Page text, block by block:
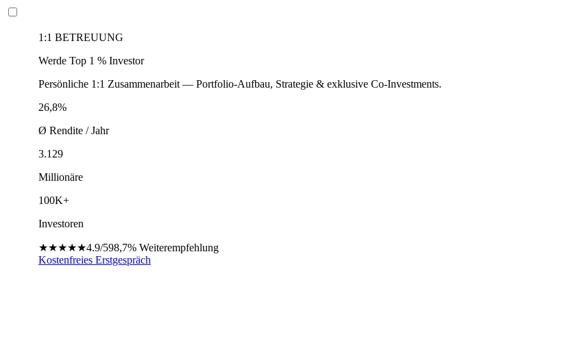
1:1 BETREUUNG
Werde Top 1 % Investor
Persönliche 1:1 Zusammenarbeit — Portfolio-Aufbau, Strategie & exklusive Co-Investments.
26,8%
Ø Rendite / Jahr
3.129
Millionäre
100K+
Investoren
★★★★★4.9/598,7% Weiterempfehlung
Kostenfreies Erstgespräch